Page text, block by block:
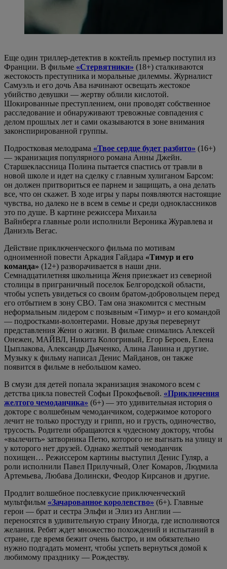
Еще один триллер-детектив в коктейль премьер поступил из
Франции. В фильме «Стервятники» (18+) сталкиваются
жестокость преступника и моральные дилеммы. Журналист
Самуэль и его дочь Ава начинают освещать жестокое
убийство девушки — жертву облили кислотой.
Шокированные преступлением, они проводят собственное
расследование и обнаруживают тревожные совпадения с
делом прошлых лет и сами оказываются в зоне внимания
законспирированной группы.
Подростковая мелодрама «Твое сердце будет разбито» (16+)
— экранизация популярного романа Анны Джейн.
Старшеклассница Полина пытается спастись от травли в
новой школе и идет на сделку с главным хулиганом Барсом:
он должен притвориться ее парнем и защищать, а она делать
все, что он скажет. В ходе игры у пары появляются настоящие
чувства, но далеко не в всем в семье и среди одноклассников
это по душе. В картине режиссера Михаила
Вайнберга главные роли исполнили Вероника Журавлева и
Даниэль Вегас.
Действие приключенческого фильма по мотивам
одноименной повести Аркадия Гайдара «Тимур и его
команда» (12+) разворачивается в наши дни.
Семнадцатилетняя школьница Женя приезжает из северной
столицы в приграничный поселок Белгородской области,
чтобы успеть увидеться со своим братом-добровольцем перед
его отбытием в зону СВО. Там она знакомится с местным
неформальным лидером с позывным «Тимур» и его командой
— подростками-волонтерами. Новые друзья перевернут
представления Жени о жизни. В фильме снимались Алексей
Онежен, МАЙВЛ, Никита Кологривый, Егор Бероев, Елена
Цыплакова, Александр Дьяченко, Алина Ланина и другие.
Музыку к фильму написал Денис Майданов, он также
появится в фильме в небольшом камео.
В смузи для детей попала экранизация знакомого всем с
детства цикла повестей Софьи Прокофьевой. «Приключения
желтого чемоданчика» (6+) — это удивительная история о
докторе с волшебным чемоданчиком, содержимое которого
лечит не только простуду и грипп, но и грусть, одиночество,
трусость. Родители обращаются к чудесному доктору, чтобы
«вылечить» затворника Петю, которого не выгнать на улицу и
у которого нет друзей. Однако желтый чемоданчик
похищен… Режиссером картины выступил Денис Гуляр, а
роли исполнили Павел Прилучный, Олег Комаров, Людмила
Артемьева, Любава Долински, Феодор Кирсанов и другие.
Продлит волшебное послевкусие приключенческий
мультфильм «Зачарованное королевство» (6+). Главные
герои — брат и сестра Эльфи и Элиз из Англии —
переносятся в удивительную страну Иногда, где исполняются
желания. Ребят ждет множество похождений и испытаний в
стране, где время бежит очень быстро, и им обязательно
нужно подгадать момент, чтобы успеть вернуться домой к
любимому празднику — Рождеству.